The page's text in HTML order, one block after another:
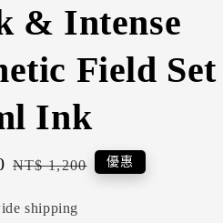
& Intense
Field
Ink
Regular
NT$ 1,200 優惠
shipping